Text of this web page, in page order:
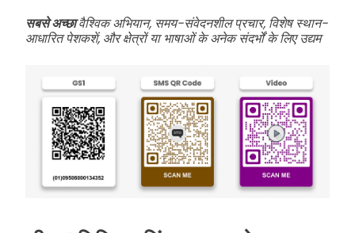
सबसे अच्छावैश्विक अभियान, समय-संवेदनशील प्रचार, विशेष स्थान-
आधारित पेशकशें, और क्षेत्रों या भाषाओं के अनेक संदर्भों के लिए उद्यम